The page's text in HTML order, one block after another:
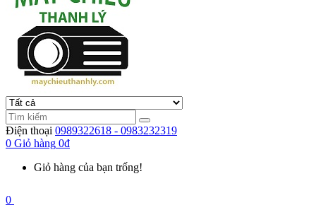
Điện thoại 0989322618 - 0983232319
0 Giỏ hàng 0đ
Giỏ hàng của bạn trống!
0